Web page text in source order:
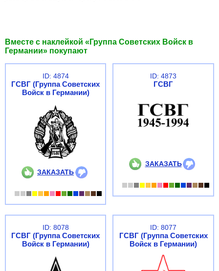
Вместе с наклейкой «Группа Советских Войск в
Германии» покупают
ID: 4874
ГСВГ (Группа Советских
Войск в Германии)
ЗАКАЗАТЬ
ID: 4873
ГСВГ
ЗАКАЗАТЬ
ID: 8078
ГСВГ (Группа Советских
Войск в Германии)
ID: 8077
ГСВГ (Группа Советских
Войск в Германии)